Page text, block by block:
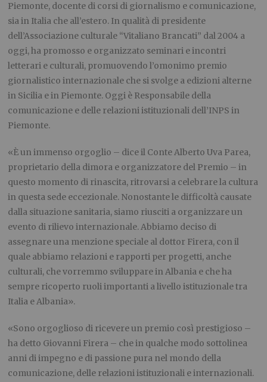
Piemonte, docente di corsi di giornalismo e comunicazione,
sia in Italia che all’estero. In qualità di presidente
dell’Associazione culturale “Vitaliano Brancati” dal 2004 a
oggi, ha promosso e organizzato seminari e incontri
letterari e culturali, promuovendo l’omonimo premio
giornalistico internazionale che si svolge a edizioni alterne
in Sicilia e in Piemonte. Oggi è Responsabile della
comunicazione e delle relazioni istituzionali dell’INPS in
Piemonte.
«È un immenso orgoglio – dice il Conte Alberto Uva Parea,
proprietario della dimora e organizzatore del Premio – in
questo momento di rinascita, ritrovarsi a celebrare la cultura
in questa sede eccezionale. Nonostante le difficoltà causate
dalla situazione sanitaria, siamo riusciti a organizzare un
evento di rilievo internazionale. Abbiamo deciso di
assegnare una menzione speciale al dottor Firera, con il
quale abbiamo relazioni e rapporti per progetti, anche
culturali, che vorremmo sviluppare in Albania e che ha
sempre ricoperto ruoli importanti a livello istituzionale tra
Italia e Albania».
«Sono orgoglioso di ricevere un premio così prestigioso –
ha detto Giovanni Firera – che in qualche modo sottolinea
anni di impegno e di passione pura nel mondo della
comunicazione, delle relazioni istituzionali e internazionali.